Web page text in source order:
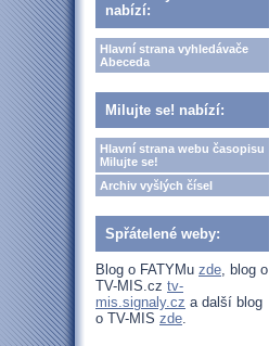
nabízí:
Hlavní strana vyhledávače
Abeceda
Milujte se! nabízí:
Hlavní strana webu časopisu
Milujte se!
Archiv vyšlých čísel
Spřátelené weby:
Blog o FATYMu zde, blog o
TV-MIS.cz tv-
mis.signaly.cz a další blog
o TV-MIS zde.